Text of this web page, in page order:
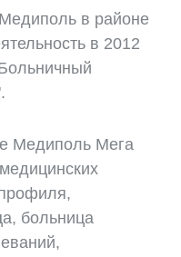
в районе
в 2012
Медиполь Мега
больница